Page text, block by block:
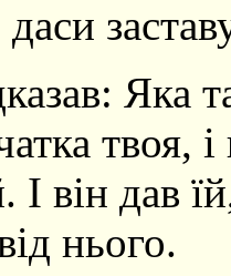
Яка
твоя,
І він дав
нього.